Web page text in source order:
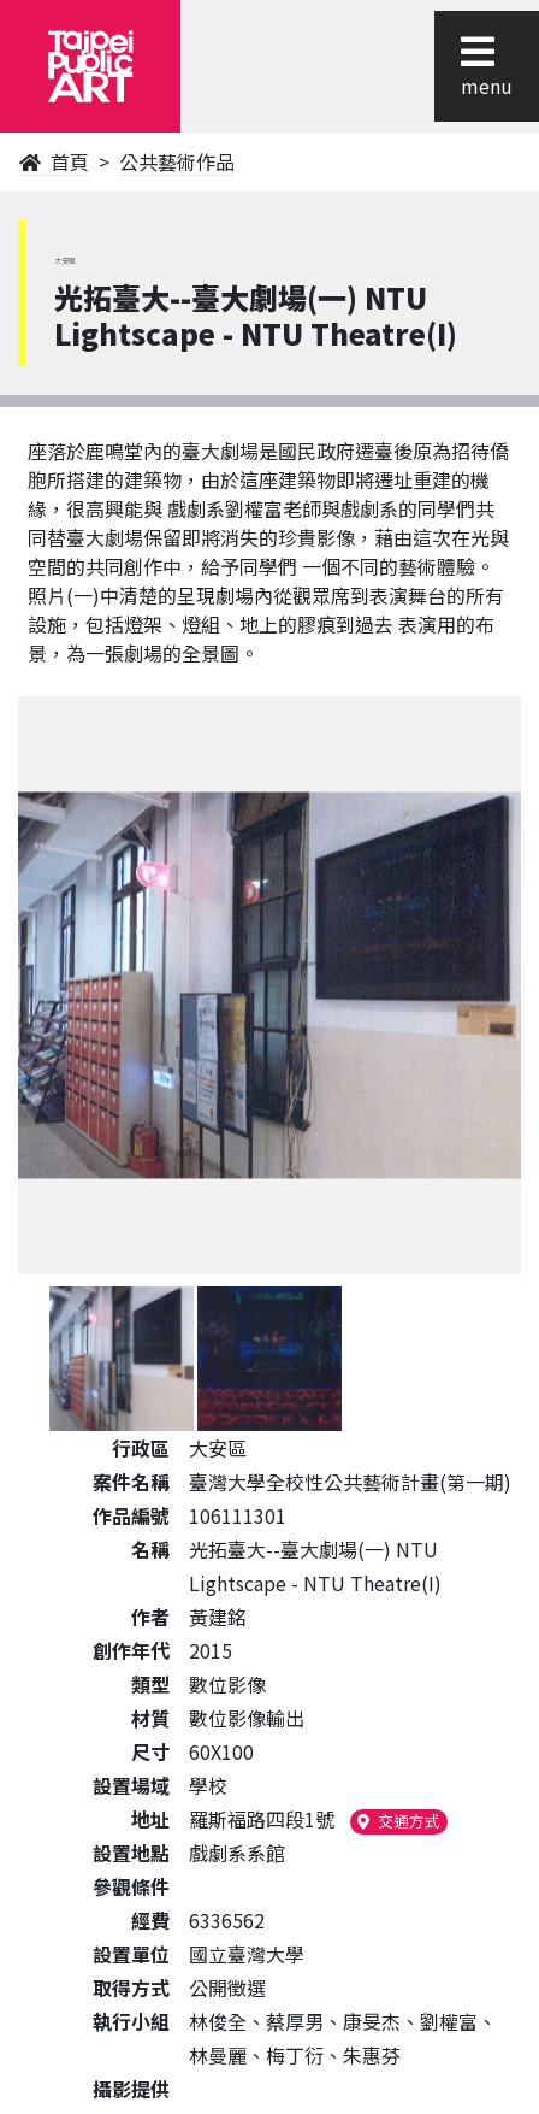
menu
首頁 公共藝術作品
大安區
光拓臺大--臺大劇場(一) NTU
Lightscape - NTU Theatre(I)
座落於鹿鳴堂內的臺大劇場是國民政府遷臺後原為招待僑
胞所搭建的建築物，由於這座建築物即將遷址重建的機
緣，很高興能與 戲劇系劉權富老師與戲劇系的同學們共
同替臺大劇場保留即將消失的珍貴影像，藉由這次在光與
空間的共同創作中，給予同學們 一個不同的藝術體驗。
照片(一)中清楚的呈現劇場內從觀眾席到表演舞台的所有
設施，包括燈架、燈組、地上的膠痕到過去 表演用的布
景，為一張劇場的全景圖。
公共藝術作品詳細資料
行政區
大安區
案件名稱
臺灣大學全校性公共藝術計畫(第一期)
作品編號
106111301
名稱
光拓臺大--臺大劇場(一) NTU
Lightscape - NTU Theatre(I)
作者
黃建銘
創作年代
2015
類型
數位影像
材質
數位影像輸出
尺寸
60X100
設置場域
學校
地址
羅斯福路四段1號 交通方式（另開新視窗
設置地點
戲劇系系館
參觀條件
經費
6336562
設置單位
國立臺灣大學
取得方式
公開徵選
執行小組
林俊全、蔡厚男、康旻杰、劉權富、
林曼麗、梅丁衍、朱惠芬
攝影提供